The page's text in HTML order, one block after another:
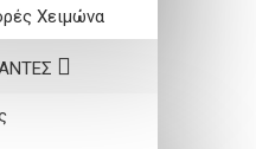
Χειμώνα